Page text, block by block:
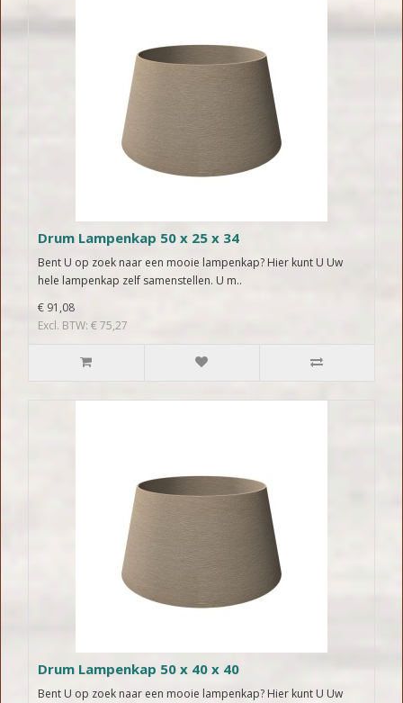
Drum Lampenkap 50 x 25 x 34
Bent U op zoek naar een mooie lampenkap? Hier kunt U Uw
hele lampenkap zelf samenstellen. U m..
€ 91,08
Excl. BTW: € 75,27
Drum Lampenkap 50 x 40 x 40
Bent U op zoek naar een mooie lampenkap? Hier kunt U Uw